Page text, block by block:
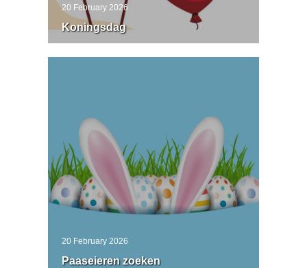
20 February 2026
Koningsdag
20 February 2026
Paaseieren zoeken